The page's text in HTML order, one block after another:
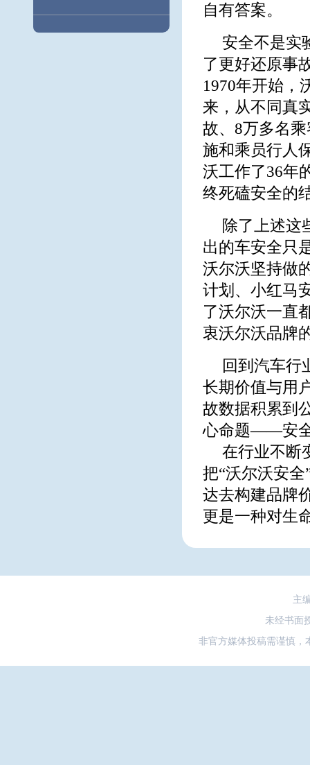
自有答案。
安全不是实
了更好还原事
1970年开始，
来，从不同真
故、8万多名
施和乘员行人
沃工作了36年
终死磕安全的
除了上述这
出的车安全只
沃尔沃坚持做
计划、小红马
了沃尔沃一直
衷沃尔沃品牌
回到汽车行
长期价值与用
故数据积累到
心命题——安
在行业不断
把“沃尔沃安
达去构建品牌
更是一种对生
主
未经书面
非官方媒体投稿需谨慎，